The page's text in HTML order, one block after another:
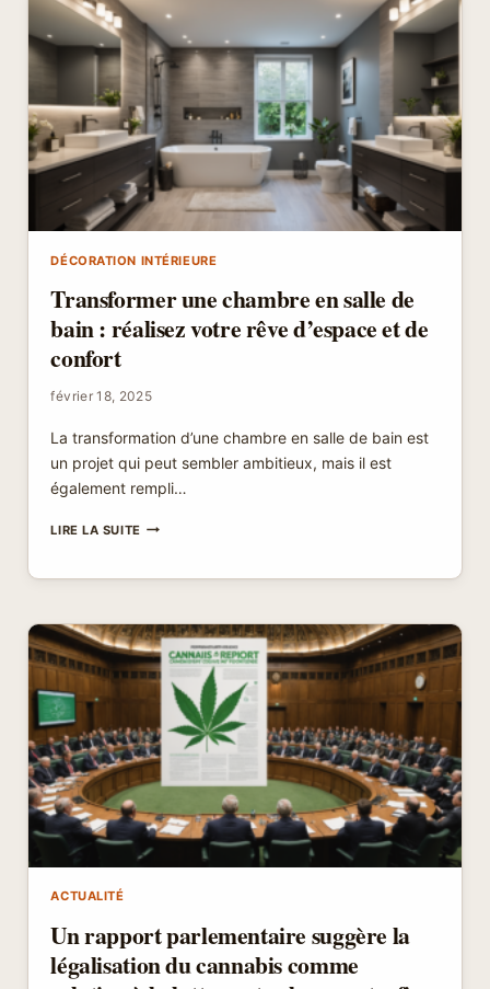
:
5
ASTUCES
INCONTOURNABLES
UN
ENTRETIEN
RÉUSSI
DÉCORATION INTÉRIEURE
Transformer une chambre en salle de
bain : réalisez votre rêve d’espace et de
confort
février 18, 2025
La transformation d’une chambre en salle de bain est
un projet qui peut sembler ambitieux, mais il est
également rempli…
LIRE LA SUITETRANSFORMER
EN
DE
BAIN
:
RÉALISEZ
VOTRE
D’ESPACE
ET
DE
ACTUALITÉ
Un rapport parlementaire suggère la
légalisation du cannabis comme